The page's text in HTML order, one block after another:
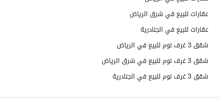
عرض الشارع
رقم المخطط
رقم صك الملكية
394781001145
واجهة العقار
شرقية
عقارات للبيع في شرق الرياض
عقارات للبيع في الجنادرية
شقق 3 غرف نوم للبيع في الرياض
شقق 3 غرف نوم للبيع في شرق الرياض
شقق 3 غرف نوم للبيع في الجنادرية